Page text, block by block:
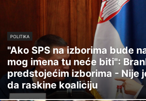
POLITIKA
"Ako SPS na izborima bude
mog imena tu neće biti":
predstojećim izborima - Nije
da raskine koaliciju